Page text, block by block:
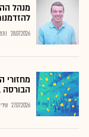
מנהל
28.07.2026
מחזורי
הבורסה
27.07.2026